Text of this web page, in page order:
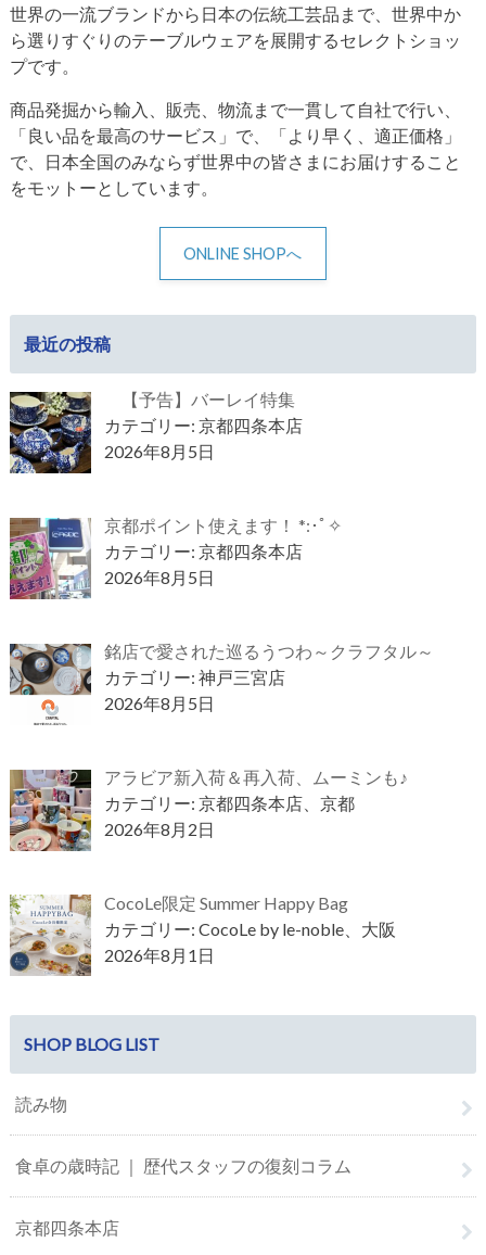
世界の一流ブランドから日本の伝統工芸品まで、世界中か
ら選りすぐりのテーブルウェアを展開するセレクトショッ
プです。
商品発掘から輸入、販売、物流まで一貫して自社で行い、
「良い品を最高のサービス」で、「より早く、適正価格」
で、日本全国のみならず世界中の皆さまにお届けすること
をモットーとしています。
ONLINE SHOPへ
最近の投稿
【予告】バーレイ特集
カテゴリー: 京都四条本店
2026年8月5日
京都ポイント使えます！ *:･ﾟ✧
カテゴリー: 京都四条本店
2026年8月5日
銘店で愛された巡るうつわ～クラフタル～
カテゴリー: 神戸三宮店
2026年8月5日
アラビア新入荷＆再入荷、ムーミンも♪
カテゴリー: 京都四条本店、京都
2026年8月2日
CocoLe限定 Summer Happy Bag
カテゴリー: CocoLe by le-noble、大阪
2026年8月1日
SHOP BLOG LIST
読み物
食卓の歳時記 ｜ 歴代スタッフの復刻コラム
京都四条本店